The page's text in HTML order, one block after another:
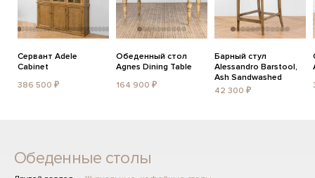
Сервант Adele
Cabinet
386 500 ₽
Обеденный стол
Agnes Dining Table
164 900 ₽
Барный стул
Alessandro Barstool,
Ash Sandwashed
42 300 ₽
Обеденные столы